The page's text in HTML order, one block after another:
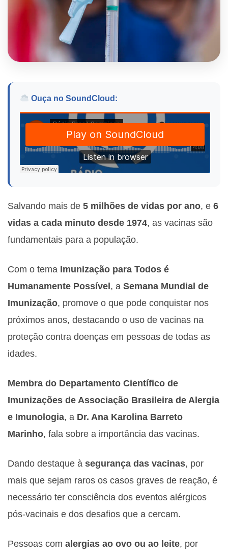
Ouça no SoundCloud:
Salvando mais de 5 milhões de vidas por ano, e 6
vidas a cada minuto desde 1974, as vacinas são
fundamentais para a população.
Com o tema Imunização para Todos é
Humanamente Possível, a Semana Mundial de
Imunização, promove o que pode conquistar nos
próximos anos, destacando o uso de vacinas na
proteção contra doenças em pessoas de todas as
idades.
Membra do Departamento Científico de
Imunizações de Associação Brasileira de Alergia
e Imunologia, a Dr. Ana Karolina Barreto
Marinho, fala sobre a importância das vacinas.
Dando destaque à segurança das vacinas, por
mais que sejam raros os casos graves de reação, é
necessário ter consciência dos eventos alérgicos
pós-vacinais e dos desafios que a cercam.
Pessoas com alergias ao ovo ou ao leite, por